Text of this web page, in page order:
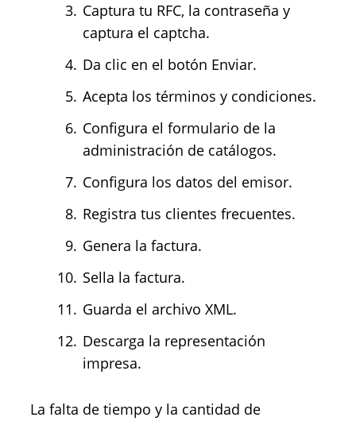
Captura tu RFC, la contraseña y
captura el captcha.
Da clic en el botón Enviar.
Acepta los términos y condiciones.
Configura el formulario de la
administración de catálogos.
Configura los datos del emisor.
Registra tus clientes frecuentes.
Genera la factura.
Sella la factura.
Guarda el archivo XML.
Descarga la representación
impresa.
La falta de tiempo y la cantidad de